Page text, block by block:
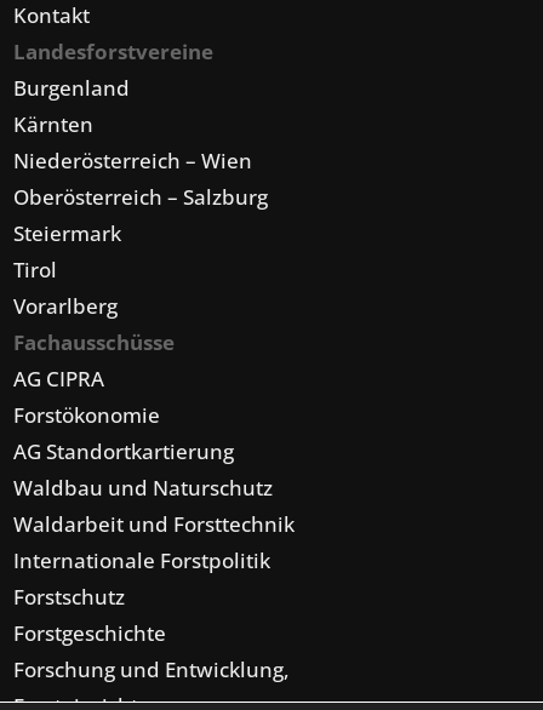
Kontakt
Landesforstvereine
Burgenland
Kärnten
Niederösterreich – Wien
Oberösterreich – Salzburg
Steiermark
Tirol
Vorarlberg
Fachausschüsse
AG CIPRA
Forstökonomie
AG Standortkartierung
Waldbau und Naturschutz
Waldarbeit und Forsttechnik
Internationale Forstpolitik
Forstschutz
Forstgeschichte
Forschung und Entwicklung,